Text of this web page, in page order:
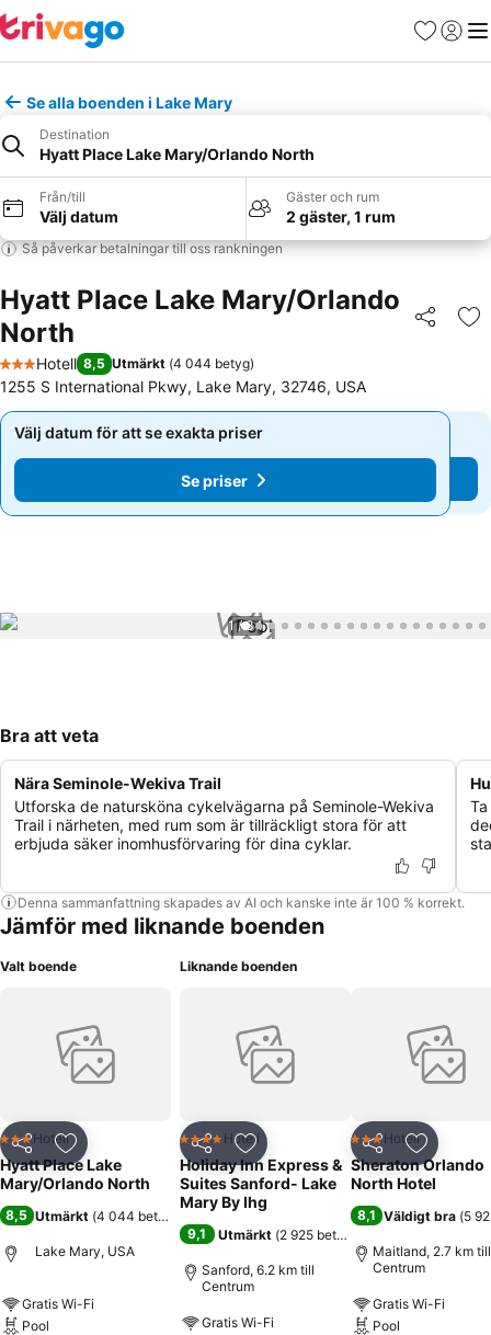
Favoriter
Logga
Se alla boenden i Lake Mary
Destination
Hyatt Place Lake Mary/Orlando North
Från/till
Välj datum
Gäster och rum
2 gäster, 1 rum
Så påverkar betalningar till oss rankningen
Hyatt Place Lake Mary/Orlando
North
Dela
3 Stjärnor
Hotell 8,5 Utmärkt (4 044 betyg)
1255 S International Pkwy, Lake Mary, 32746, USA
Välj datum för att se exakta priser
Se priser
Välj datum för att se exakta priser
Se priser
1 / 34
Bra att veta
Nära Seminole-Wekiva Trail
Utforska de natursköna cykelvägarna på Seminole-Wekiva
Trail i närheten, med rum som är tillräckligt stora för att
erbjuda säker inomhusförvaring för dina cyklar.
Denna sammanfattning skapades av AI och kanske inte är 100 % korrekt.
Jämför med liknande boenden
Valt boende
Dela Lägg till i Mina Favoriter
3 Stjärnor
Hotell
Hyatt Place Lake
Mary/Orlando North
8,5 Utmärkt (4 044 betyg
Lake Mary, USA
Gratis Wi-Fi
Pool
Liknande boenden
Dela Lägg till i Mina Favoriter
4 StjärnorHotell
Holiday Inn Express &
Suites Sanford- Lake
Mary By Ihg
9,1 Utmärkt (2 925 betyg
Sanford, 6.2 km till
Centrum
Gratis Wi-Fi
Dela Lägg till
3 Stjärnor
Hotell
Sheraton Orlando
North Hotel
8,1 Väldigt bra (5
Maitland, 2.7 km till
Centrum
Gratis Wi-Fi
Pool